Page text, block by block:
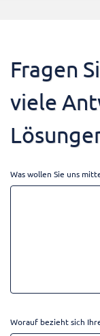
Fragen
viele
Was wollen Sie uns
Worauf bezieht sich